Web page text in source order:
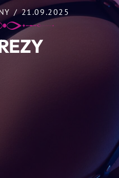
/ 21.09.2025